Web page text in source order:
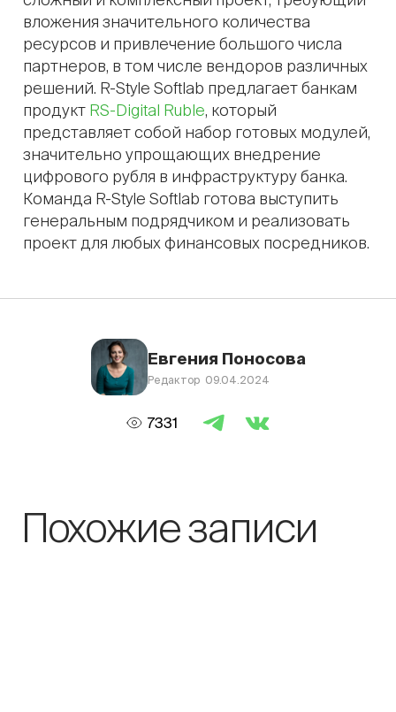
вложения значительного количества
ресурсов и привлечение большого числа
партнеров, в том числе вендоров различных
решений. R-Style Softlab предлагает банкам
продукт RS-Digital Ruble, который
представляет собой набор готовых модулей,
значительно упрощающих внедрение
цифрового рубля в инфраструктуру банка.
Команда R-Style Softlab готова выступить
генеральным подрядчиком и реализовать
проект для любых финансовых посредников.
Евгения Поносова
Редактор 09.04.2024
7331
Похожие записи